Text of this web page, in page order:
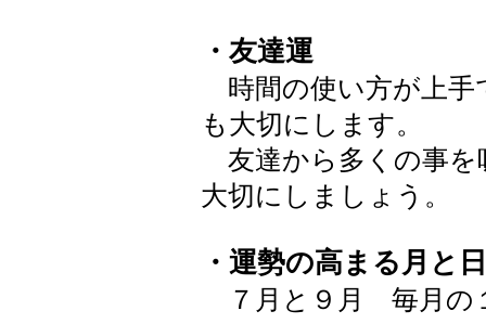
・友達運
時間の使い方が上手
も大切にします。
友達から多くの事を
大切にしましょう。
・運勢の高まる月と
７月と９月 毎月の